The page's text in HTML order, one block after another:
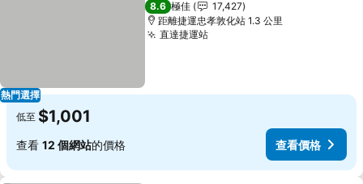
熱門選擇
8.6 極佳
17,427
距離捷運忠孝敦化站 1.3 公里
直達捷運站查看價格
低至 $1,001
查看 12 個網站的價格 查看價格